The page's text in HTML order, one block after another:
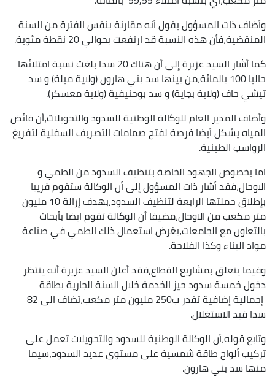
وأضاف ذات المسؤول يقول أنه مقارنة بنفس الفترة من السنة
المنقضية،فأن هذه النسبة قد ارتفعت بحوالي 20 نقطة مئوية.
كما أشار السيد عزيرة إلى أن هناك 20 سدا بلغت نسبة امتلائها
حاليا 100 بالمائة،من بينها سد بني هارون (ولاية ميلة) و سد
تيشي حاف (ولاية بجاية) و سد بوحنيفية (ولاية معسكر).
وأضاف المدير العام للوكالة الوطنية للسدود والتحويلات،أن فائض
المياه يشكل أيضا فرصة لفتح صمامات التصريف السفلية لتفريغ
الرواسب الطينية.
اما بخصوص الجهود الخاصة بتنظيف السدود من الطمي و
الاوحال،فقد أشار ذات المسؤول إلى أن الوكالة ستقوم قريبا
بإطلاق حملتها الرابعة لتنظيف السدود،بهدف إزالة 10 مليون
متر مكعب من الاوحال،مضيفا أن الوكالة تقوم ايضا بأبحاث
بالتعاون مع الجامعات،بغرض استعمال ذلك الطمي في صناعة
مواد البناء وكذا الفلاحة.
وفيما يتعلق بمشاريع القطاع،فقد أعلن السيد عزيرة أنه ينتظر
دخول خمسة سدود حيز الخدمة خلال السنة الجارية بطاقة
إجمالية إضافية تقدر ب250 مليون متر مكعب،تضاف الى 82
سدا قيد الاستغلال.
وتابع قوله،أن الوكالة الوطنية للسدود والتحويلات تعمل على
تركيب ألواح طاقة شمسية على مستوى عديد السدود،سيما
منها سد بني هارون.